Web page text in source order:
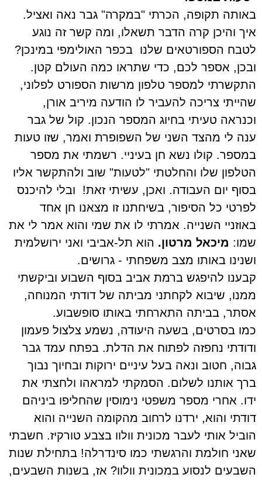
באותה תקופה, הכרתי "במקרה" גבר נאה ואציל.
איך והיכן קרה הדבר תשאלו, ומה קשר זה נוגע
לטבח הספורטאים שלנו בכפר האולימפי במינכן?
ובכן, אספר לכם, כדי שתראו כמה העולם קטן.
התקשרתי למספר טלפון מרשות הספורט לפלוני,
שהייתי צריכה להעביר לו הודעה מיריב אורן,
וכנראה טעיתי בחיוג המספר הנכון. קול של גבר
ענה לי מהצד השני של השפופרת ואמר, שזו טעות
במספר. קולו נשא חן בעיניי. רשמתי את מספר
הטלפון שלו והחלטתי "לטעות" שוב ולהתקשר אליו
בסוף יום העבודה. ואכן, עשיתי זאת!
ובלי להיכנס
לפרטי כל הסיפור, בשיחתנו זו מצאנו חן אחד
באוזניי השנייה. אמרתי לו את שמי והוא אמר לי את
שמו: מיכאל מרטון. הוא תל-אביבי ואני ירושלמית
ושנינו באותו מצב משפחתי - גרושים.
קבענו להיפגש ברמת אביב בסוף השבוע וביקשתי
ממנו, שיבוא לקחתני מביתה של דודתי המנוחה,
אסתר, בביתה התארחתי באותו סופשבוע.
כמו בסרטים, בשעה היעודה, נשמע צלצול פעמון
ודודתי נחפזה לפתוח את הדלת. בפתח עמד גבר
גבוה, חטוב ונאה בעל עיניים ירוקות ובחיוך נבוך
ברך אותנו לשלום. הסמקתי למראהו ולחצתי את
ידו. אחרי מספר משפטי נימוסין שהחליפו ביניהם
דודתי והוא, ירדנו לרחוב מהקומה השנייה והוא
הוביל אותי לעבר מכונית וולוו בצבע טורקיז. חשבתי
שאני חולמת והרגשתי כמו סינדרלה! בתחילת שנות
השבעים לנסוע במכונית וולוו? אז, בשנות השבעים,